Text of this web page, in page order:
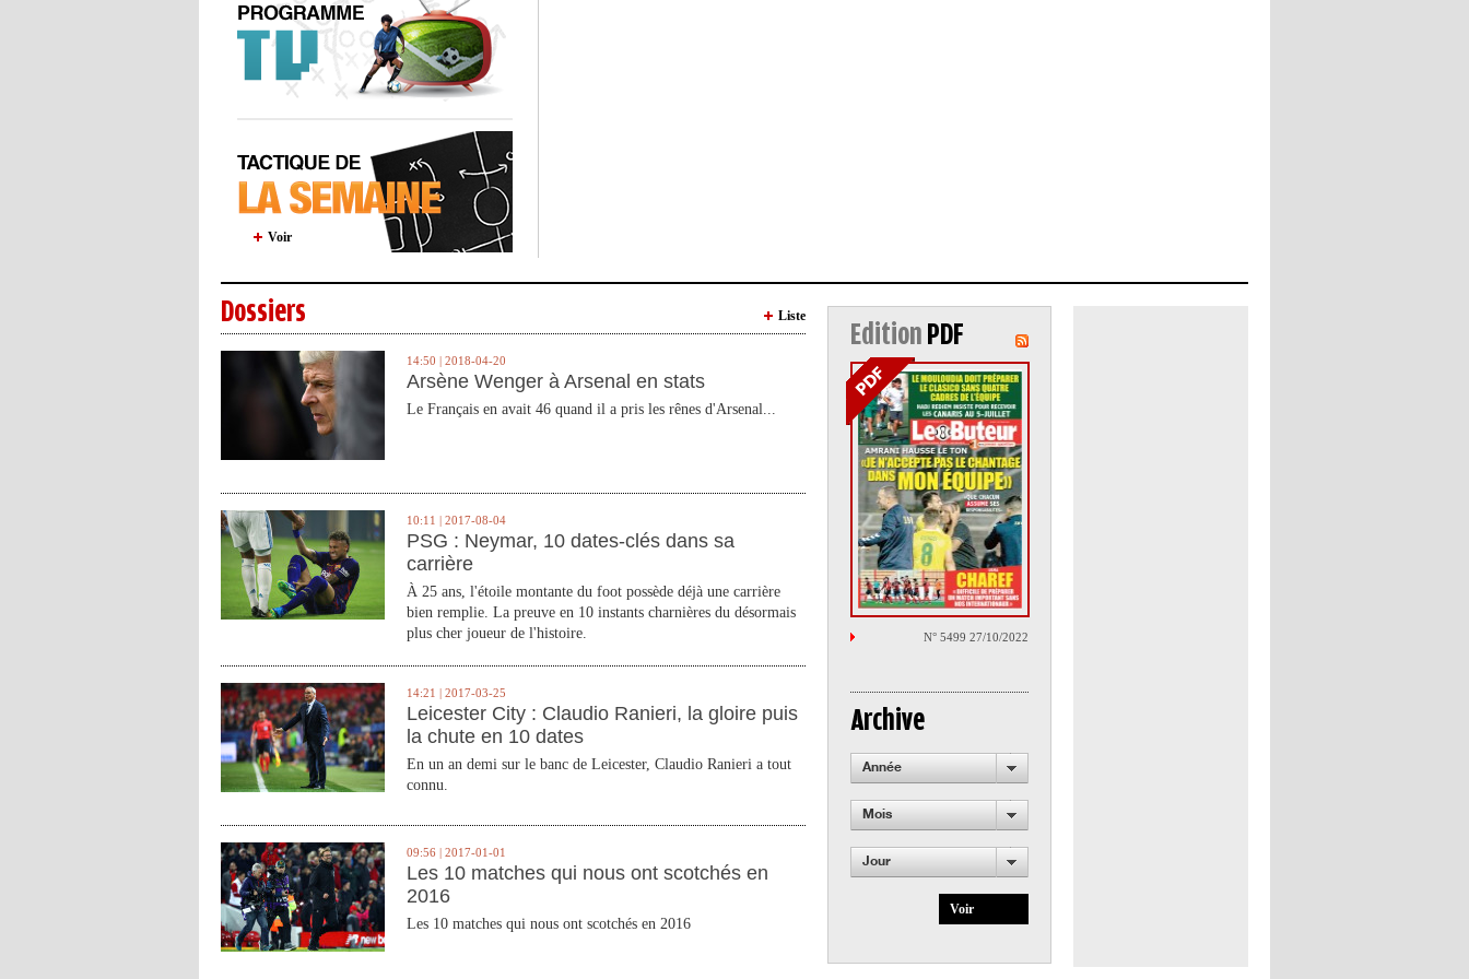
Voir
Dossiers Liste
14:50 | 2018-04-20
Arsène Wenger à Arsenal en stats
Le Français en avait 46 quand il a pris les rênes d'Arsenal...
10:11 | 2017-08-04
PSG : Neymar, 10 dates-clés dans sa
carrière
À 25 ans, l'étoile montante du foot possède déjà une carrière
bien remplie. La preuve en 10 instants charnières du désormais
plus cher joueur de l'histoire.
14:21 | 2017-03-25
Leicester City : Claudio Ranieri, la gloire puis
la chute en 10 dates
En un an demi sur le banc de Leicester, Claudio Ranieri a tout
connu.
09:56 | 2017-01-01
Les 10 matches qui nous ont scotchés en
2016
Les 10 matches qui nous ont scotchés en 2016
Edition PDF
N° 5499 27/10/2022
Archive
Année
Mois
Jour
Voir